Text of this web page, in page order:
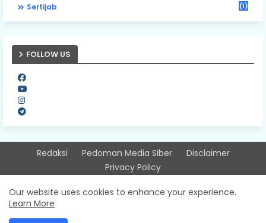
Sertijab (1)
FOLLOW US
Redaksi Pedoman Media Siber
Disclaimer
Privacy Policy
Our website uses cookies to enhance your experience.
Learn More